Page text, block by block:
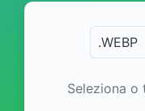
.WEBP
Seleziona o